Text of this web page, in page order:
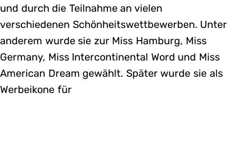
und durch die Teilnahme an vielen
verschiedenen Schönheitswettbewerben. Unter
anderem wurde sie zur Miss Hamburg, Miss
Germany, Miss Intercontinental Word und Miss
American Dream gewählt. Später wurde sie als
Werbeikone für